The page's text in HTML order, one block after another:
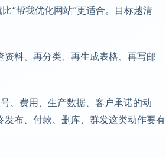
“帮我优化网站”更适合。目标越清
料、再分类、再生成表格、再写邮
、费用、生产数据、客户承诺的动
布、付款、删库、群发这类动作要有